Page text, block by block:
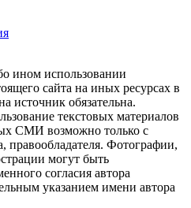
ином использовании
сайта на иных ресурсах в
источник обязательна.
текстовых материалов
СМИ возможно только с
правообладателя. Фотографии,
могут быть
согласия автора
указанием имени автора